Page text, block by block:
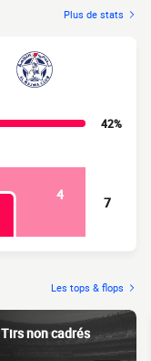
Plus de stats
42%
4
7
Les tops & flops
Tirs non cadrés